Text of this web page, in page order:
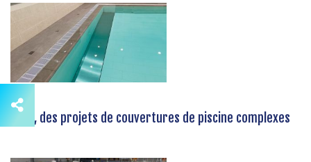
Ocea, des projets de couvertures de piscine complexes